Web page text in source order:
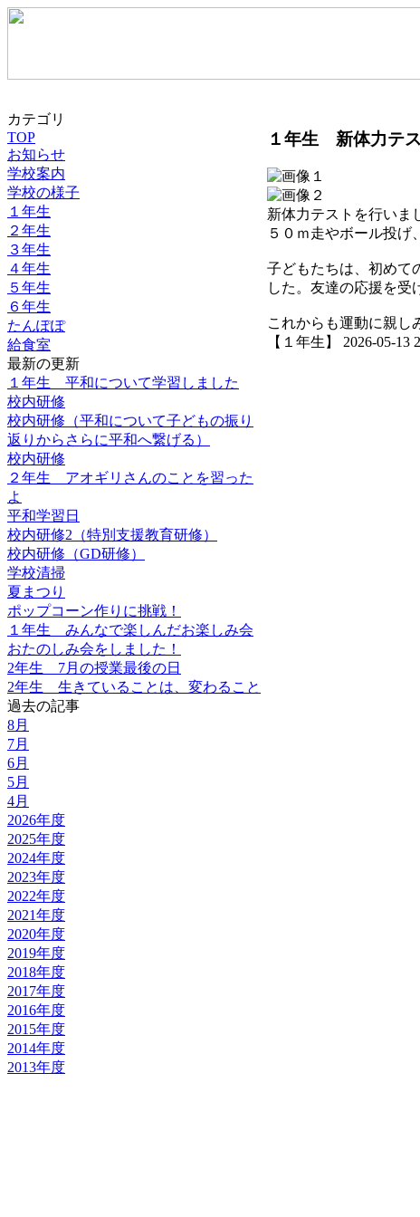
カテゴリ
TOP
お知らせ
学校案内
学校の様子
１年生
２年生
３年生
４年生
５年生
６年生
たんぽぽ
給食室
最新の更新
１年生 平和について学習しました
校内研修
校内研修（平和について子どもの振り
返りからさらに平和へ繋げる）
校内研修
２年生 アオギリさんのことを習った
よ
平和学習日
校内研修2（特別支援教育研修）
校内研修（GD研修）
学校清掃
夏まつり
ポップコーン作りに挑戦！
１年生 みんなで楽しんだお楽しみ会
おたのしみ会をしました！
2年生 7月の授業最後の日
2年生 生きていることは、変わること
過去の記事
8月
7月
6月
5月
4月
2026年度
2025年度
2024年度
2023年度
2022年度
2021年度
2020年度
2019年度
2018年度
2017年度
2016年度
2015年度
2014年度
2013年度
１年生 新体力テ
新体力テストを行いま
５０ｍ走やボール投げ
子どもたちは、初めて
した。友達の応援を受
これからも運動に親し
【１年生】 2026-05-13